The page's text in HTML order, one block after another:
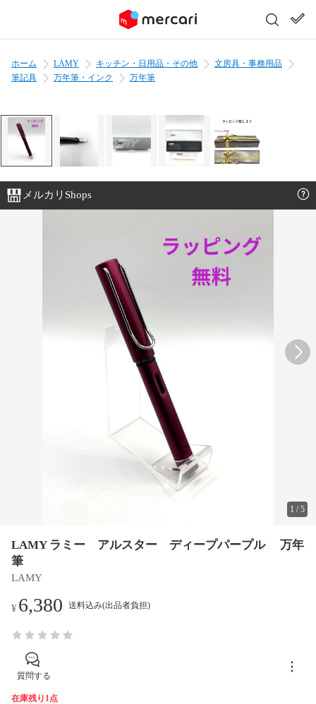
ホーム LAMY キッチン・日用品・その他
文房具・事務用品
筆記具
万年筆・インク 万年筆
メルカリShops
1 /5
LAMY ラミー アルスター ディープパープル 万年
筆
LAMY
¥6,380 送料込み(出品者負担)
質問する
在庫残り1点